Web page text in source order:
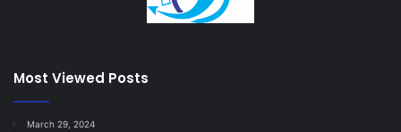
Most Viewed Posts
March 29, 2024